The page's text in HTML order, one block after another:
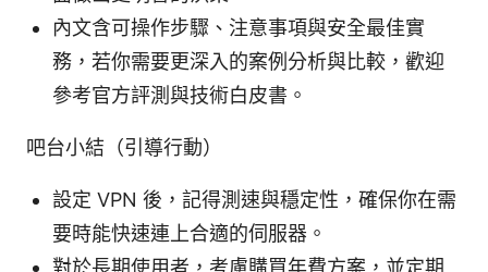
內文含可操作步驟、注意事項與安全最佳實
務，若你需要更深入的案例分析與比較，歡迎
參考官方評測與技術白皮書。
吧台小結（引導行動）
設定 VPN 後，記得測速與穩定性，確保你在需
要時能快速連上合適的伺服器。
對於長期使用者，考慮購買年費方案，並定期